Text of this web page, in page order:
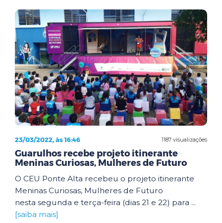
1187 visualizações
23/03/2022, às 16:46
Guarulhos recebe projeto itinerante
Meninas Curiosas, Mulheres de Futuro
O CEU Ponte Alta recebeu o projeto itinerante
Meninas Curiosas, Mulheres de Futuro
nesta segunda e terça-feira (dias 21 e 22) para ...
[saiba mais]